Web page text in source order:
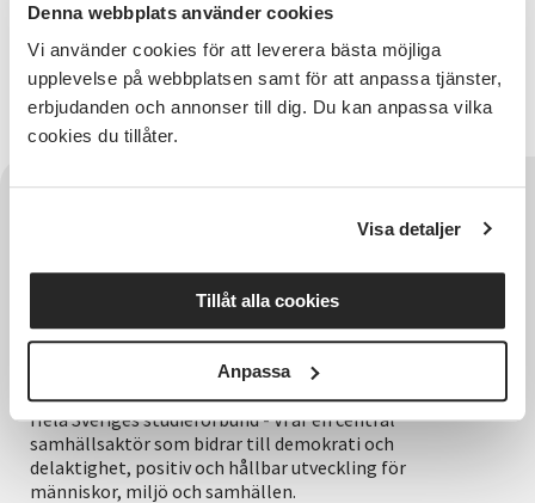
Denna webbplats använder cookies
Vi använder cookies för att leverera bästa möjliga
upplevelse på webbplatsen samt för att anpassa tjänster,
erbjudanden och annonser till dig. Du kan anpassa vilka
cookies du tillåter.
Visa detaljer
Tillåt alla cookies
Anpassa
Relaterade länkar
SVs föreningsakademi
Hela Sveriges studieförbund - Vi är en central
samhällsaktör som bidrar till demokrati och
delaktighet, positiv och hållbar utveckling för
människor, miljö och samhällen.